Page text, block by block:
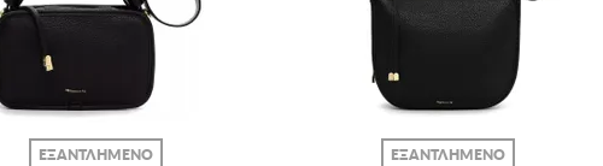
ΕΞΑΝΤΛΗΜΕΝΟ ΕΞΑΝΤΛΗΜΕΝΟ